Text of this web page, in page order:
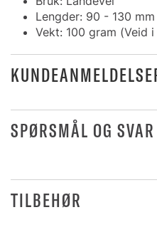
Lengder: 90 - 130 mm
Vekt: 100 gram (Veid i
SPØRSMÅL OG SVAR
TILBEHØR